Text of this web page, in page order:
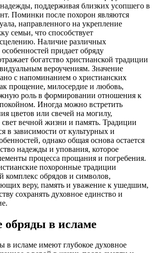
поддерживая близких усопшего в
Поминки после похорон являются
направленного на укрепление
семьи, что способствует
Наличие различных
придает обряду
богатство христианской традиции
вероучениям. Значение
с напоминанием о христианских
прощение, милосердие и любовь,
роль в формировании отношения к
Иногда можно встретить
цветов или свечей на могилу,
вечной жизни и память. Традиции
в зависимости от культурных и
однако общая основа остается
надежды и упования, которое
процесса прощания и погребения.
похоронные традиции
комплекс обрядов и символов,
веру, память и уважение к ушедшим,
сохранять духовное единство и
обряды в исламе
в исламе имеют глубокое духовное